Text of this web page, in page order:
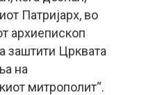
Патријарх, во
архиепископ
заштити Црквата
на
митрополит“.